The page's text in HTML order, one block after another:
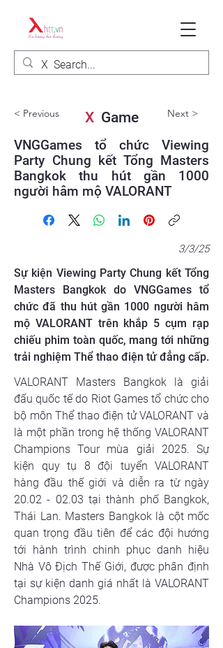
< Previous Next >
VNGGames tổ chức Viewing
Party Chung kết Tổng Masters
Bangkok thu hút gần 1000
người hâm mộ VALORANT
3/3/25
Sự kiện Viewing Party Chung kết Tổng
Masters Bangkok do VNGGames tổ
chức đã thu hút gần 1000 người hâm
mộ VALORANT trên khắp 5 cụm rạp
chiếu phim toàn quốc, mang tới những
trải nghiệm Thể thao điện tử đẳng cấp.
VALORANT Masters Bangkok là giải
đấu quốc tế do Riot Games tổ chức cho
bộ môn Thể thao điện tử VALORANT và
là một phần trong hệ thống VALORANT
Champions Tour mùa giải 2025. Sự
kiện quy tụ 8 đội tuyển VALORANT
hàng đầu thế giới và diễn ra từ ngày
20.02 - 02.03 tại thành phố Bangkok,
Thái Lan. Masters Bangkok là cột mốc
quan trọng đầu tiên để các đội hướng
tới hành trình chinh phục danh hiệu
Nhà Vô Địch Thế Giới, được phân định
tại sự kiện danh giá nhất là VALORANT
Champions 2025.
XGame